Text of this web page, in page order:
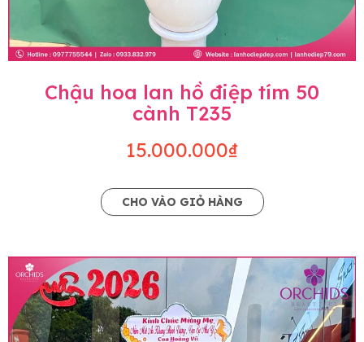
Chậu hoa lan hồ điệp tím 50
cành T235
15.000.000₫
CHO VÀO GIỎ HÀNG